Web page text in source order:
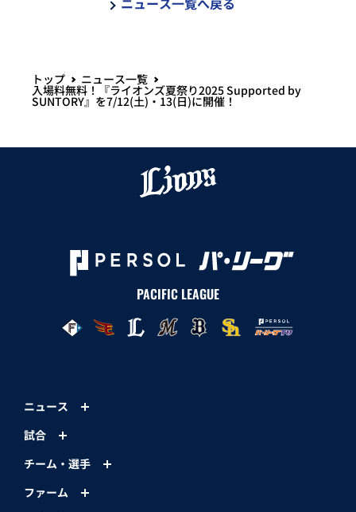
トップ ニュース一覧
入場料無料！『ライオンズ夏祭り2025 Supported by
SUNTORY』を7/12(土)・13(日)に開催！
PACIFIC LEAGUE
ニュース
試合
チーム・選手
ファーム